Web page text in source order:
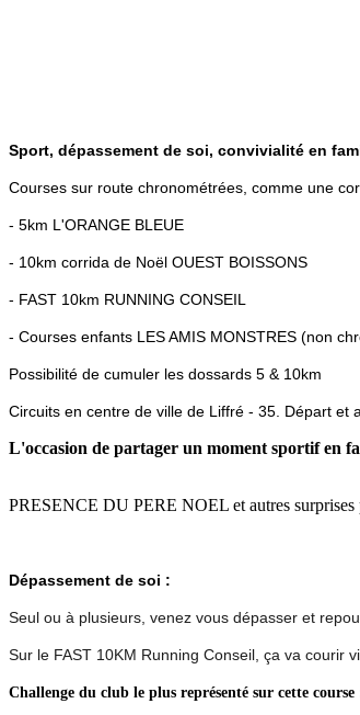
Sport, dépassement de soi, convivialité en
Courses sur route chronométrées, comme une
- 5km L'ORANGE BLEUE
- 10km corrida de Noël OUEST BOISSONS
- FAST 10km RUNNING CONSEIL
- Courses enfants LES AMIS MONSTRES (non
Possibilité de cumuler les dossards 5 & 10km
Circuits en centre de ville de Liffré - 35. Départ et
L'occasion de partager un moment sportif en
PRESENCE DU PERE NOEL et autres surprises
Dépassement de soi :
Seul ou à plusieurs, venez vous dépasser et
Sur le FAST 10KM Running Conseil, ça va courir
Challenge du club le plus représenté sur cette